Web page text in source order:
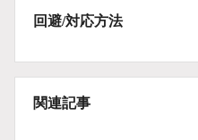
回避/対応方法
関連記事